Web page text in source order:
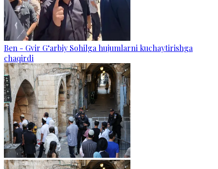
Ben - Gvir G‘arbiy Sohilga hujumlarni kuchaytirishga
chaqirdi